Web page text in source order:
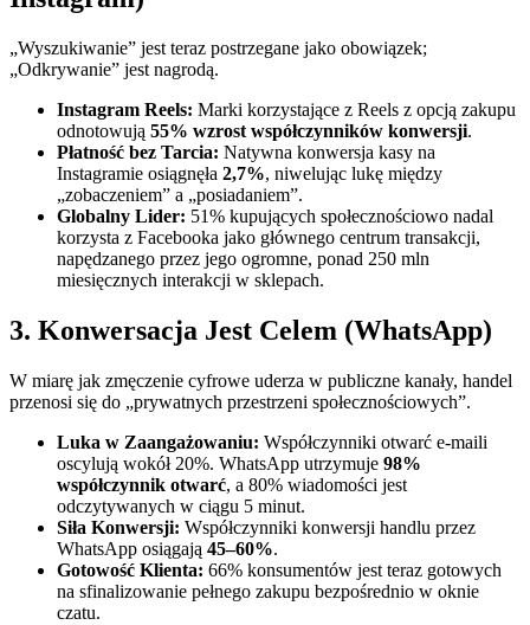
„Wyszukiwanie” jest teraz postrzegane jako obowiązek;
„Odkrywanie” jest nagrodą.
Instagram Reels: Marki korzystające z Reels z opcją zakupu
odnotowują 55% wzrost współczynników konwersji.
Płatność bez Tarcia: Natywna konwersja kasy na
Instagramie osiągnęła 2,7%, niwelując lukę między
„zobaczeniem” a „posiadaniem”.
Globalny Lider: 51% kupujących społecznościowo nadal
korzysta z Facebooka jako głównego centrum transakcji,
napędzanego przez jego ogromne, ponad 250 mln
miesięcznych interakcji w sklepach.
3. Konwersacja Jest Celem (WhatsApp)
W miarę jak zmęczenie cyfrowe uderza w publiczne kanały, handel
przenosi się do „prywatnych przestrzeni społecznościowych”.
Luka w Zaangażowaniu: Współczynniki otwarć e-maili
oscylują wokół 20%. WhatsApp utrzymuje 98%
współczynnik otwarć, a 80% wiadomości jest
odczytywanych w ciągu 5 minut.
Siła Konwersji: Współczynniki konwersji handlu przez
WhatsApp osiągają 45–60%.
Gotowość Klienta: 66% konsumentów jest teraz gotowych
na sfinalizowanie pełnego zakupu bezpośrednio w oknie
czatu.